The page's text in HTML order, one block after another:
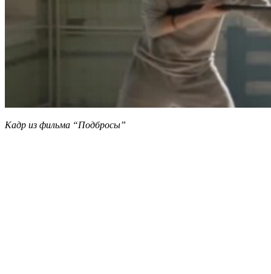
Кадр из фильма “Подбросы”